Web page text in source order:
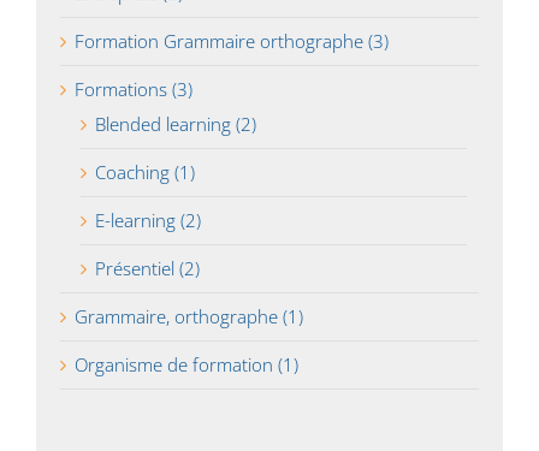
Formation Grammaire orthographe (3)
Formations (3)
Blended learning (2)
Coaching (1)
E-learning (2)
Présentiel (2)
Grammaire, orthographe (1)
Organisme de formation (1)